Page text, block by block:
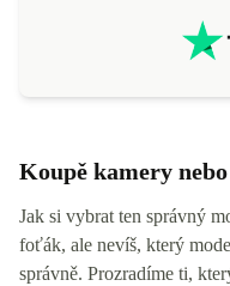
Koupě kamery
Jak si vybrat ten správný
foťák, ale nevíš, který
správně. Prozradíme ti,